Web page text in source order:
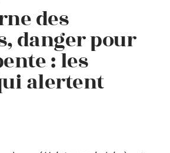
des
danger pour
: les
alertent